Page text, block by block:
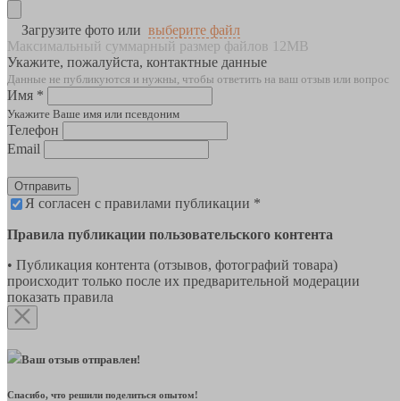
Загрузите фото или выберите файл
Максимальный суммарный размер файлов 12MB
Укажите, пожалуйста, контактные данные
Данные не публикуются и нужны, чтобы ответить на ваш отзыв или вопрос
Имя *
Укажите Ваше имя или псевдоним
Телефон
Email
Отправить
Я согласен с правилами публикации *
Правила публикации пользовательского контента
• Публикация контента (отзывов, фотографий товара)
происходит только после их предварительной модерации
показать правила
Ваш отзыв отправлен!
Спасибо, что решили поделиться опытом!